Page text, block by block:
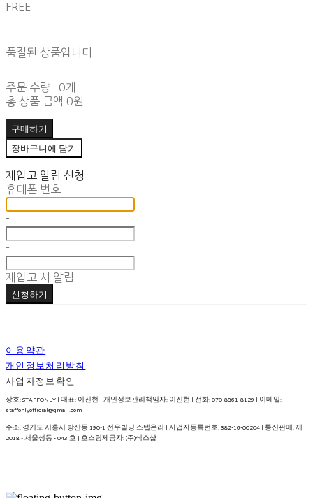
FREE
품절된 상품입니다.
주문 수량
0개
총 상품 금액 0원
구매하기
장바구니에 담기
재입고 알림 신청
휴대폰 번호
-
-
재입고 시 알림
신청하기
이용약관
개인정보처리방침
사업자정보확인
상호: STAFFONLY | 대표: 이진현 | 개인정보관리책임자: 이진현 | 전화: 070-8861-8129 | 이메일:
staffonlyofficial@gmail.com
주소: 경기도 시흥시 방산동 190-1 선우빌딩 스텝온리 | 사업자등록번호:382-16-00204| 통신판매:제
2018 - 서울성동 - 043 호| 호스팅제공자: (주)식스샵